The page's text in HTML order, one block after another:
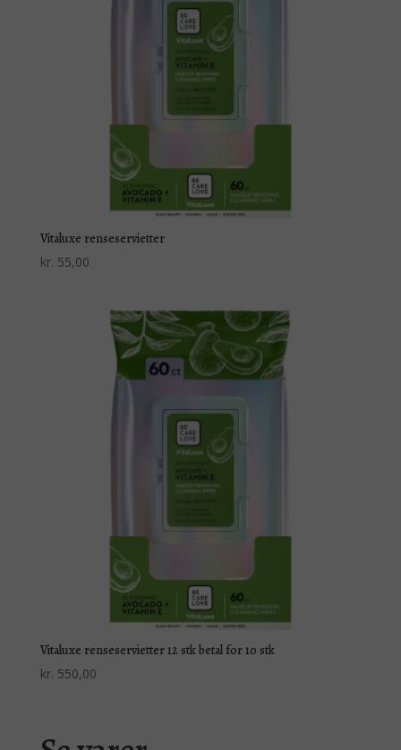
Vitaluxe renseservietter
kr. 55,00
Vitaluxe renseservietter 12 stk betal for 10 stk
kr. 550,00